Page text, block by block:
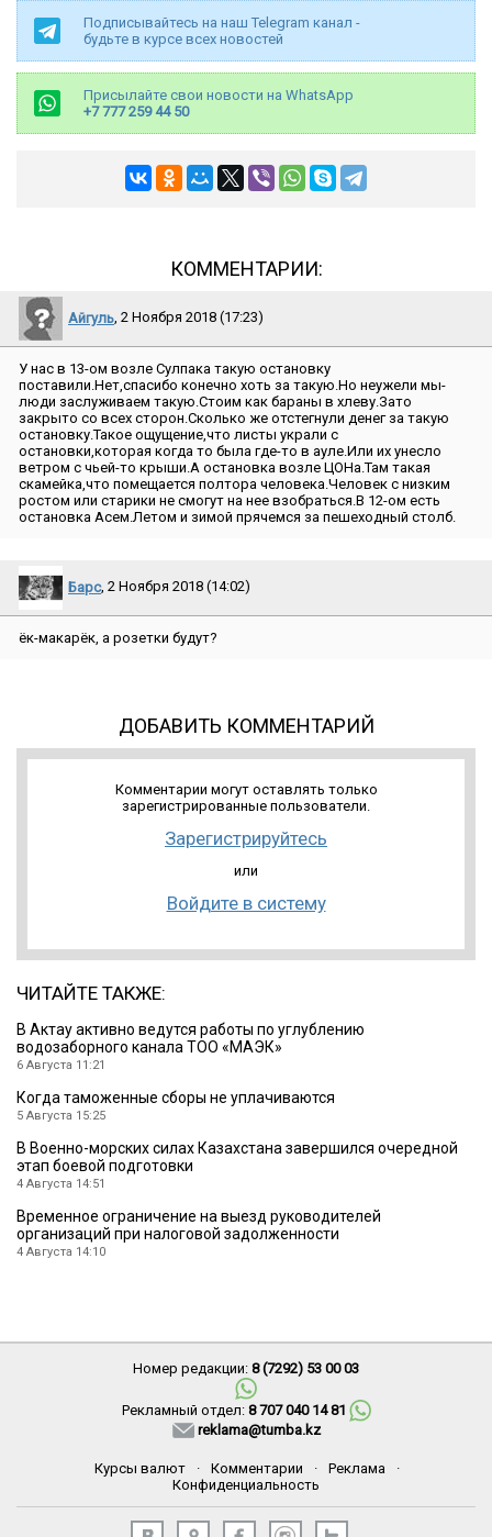
Подписывайтесь на наш Telegram канал -
будьте в курсе всех новостей
Присылайте свои новости на WhatsApp
+7 777 259 44 50
КОММЕНТАРИИ:
Айгуль, 2 Ноября 2018 (17:23)
У нас в 13-ом возле Сулпака такую остановку
поставили.Нет,спасибо конечно хоть за такую.Но неужели мы-
люди заслуживаем такую.Стоим как бараны в хлеву.Зато
закрыто со всех сторон.Сколько же отстегнули денег за такую
остановку.Такое ощущение,что листы украли с
остановки,которая когда то была где-то в ауле.Или их унесло
ветром с чьей-то крыши.А остановка возле ЦОНа.Там такая
скамейка,что помещается полтора человека.Человек с низким
ростом или старики не смогут на нее взобраться.В 12-ом есть
остановка Асем.Летом и зимой прячемся за пешеходный столб.
Барс, 2 Ноября 2018 (14:02)
ёк-макарёк, а розетки будут?
ДОБАВИТЬ КОММЕНТАРИЙ
Комментарии могут оставлять только
зарегистрированные пользователи.
Зарегистрируйтесь
или
Войдите в систему
ЧИТАЙТЕ ТАКЖЕ:
В Актау активно ведутся работы по углублению
водозаборного канала ТОО «МАЭК»
6 Августа 11:21
Когда таможенные сборы не уплачиваются
5 Августа 15:25
В Военно-морских силах Казахстана завершился очередной
этап боевой подготовки
4 Августа 14:51
Временное ограничение на выезд руководителей
организаций при налоговой задолженности
4 Августа 14:10
Номер редакции: 8 (7292) 53 00 03
Рекламный отдел: 8 707 040 14 81
reklama@tumba.kz
Курсы валют · Комментарии · Реклама
·
Конфиденциальность